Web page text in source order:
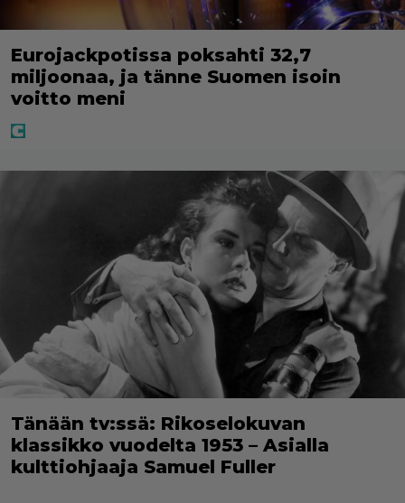
Eurojackpotissa poksahti 32,7
miljoonaa, ja tänne Suomen isoin
voitto meni
Tänään tv:ssä: Rikoselokuvan
klassikko vuodelta 1953 – Asialla
kulttiohjaaja Samuel Fuller